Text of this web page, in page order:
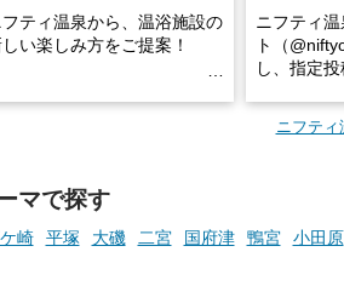
フティ温泉から、温浴施設の
い楽しみ方をご提案！
やタロットなど気軽に楽し
占いで、“ととのう”おふろ
を、もっと特別に。
ニフティ
ト（
し、指定
GIFT500
ニフティ
マで探す
崎 平塚 大磯 二宮 国府津 鴨宮 小田原